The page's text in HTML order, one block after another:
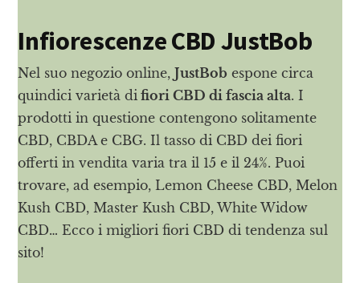
Infiorescenze CBD JustBob
Nel suo negozio online,JustBob espone circa
quindici varietà di fiori CBD di fascia alta. I
prodotti in questione contengono solitamente
CBD, CBDA e CBG. Il tasso di CBD dei fiori
offerti in vendita varia tra il 15 e il 24%. Puoi
trovare, ad esempio, Lemon Cheese CBD, Melon
Kush CBD, Master Kush CBD, White Widow
CBD… Ecco i migliori fiori CBD di tendenza sul
sito!